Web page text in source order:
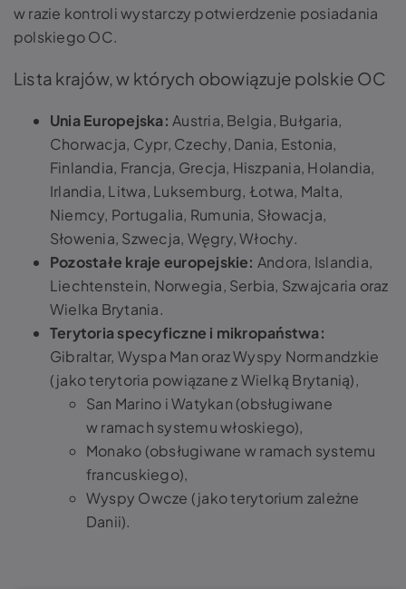
w razie kontroli wystarczy potwierdzenie posiadania
polskiego OC.
Lista krajów, w których obowiązuje polskie OC
Unia Europejska: Austria, Belgia, Bułgaria,
Chorwacja, Cypr, Czechy, Dania, Estonia,
Finlandia, Francja, Grecja, Hiszpania, Holandia,
Irlandia, Litwa, Luksemburg, Łotwa, Malta,
Niemcy, Portugalia, Rumunia, Słowacja,
Słowenia, Szwecja, Węgry, Włochy.
Pozostałe kraje europejskie: Andora, Islandia,
Liechtenstein, Norwegia, Serbia, Szwajcaria oraz
Wielka Brytania.
Terytoria specyficzne i mikropaństwa:
Gibraltar, Wyspa Man oraz Wyspy Normandzkie
(jako terytoria powiązane z Wielką Brytanią),
San Marino i Watykan (obsługiwane
w ramach systemu włoskiego),
Monako (obsługiwane w ramach systemu
francuskiego),
Wyspy Owcze (jako terytorium zależne
Danii).